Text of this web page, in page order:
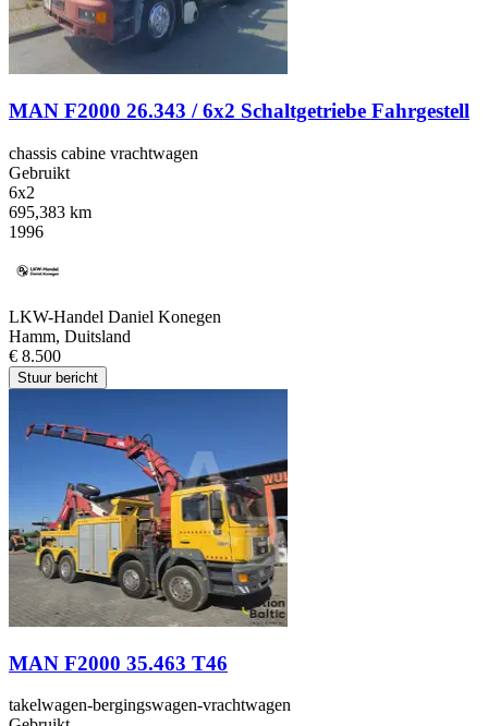
MAN F2000 26.343 / 6x2 Schaltgetriebe Fahrgestell
chassis cabine vrachtwagen
Gebruikt
6x2
695,383 km
1996
LKW-Handel Daniel Konegen
Hamm, Duitsland
€ 8.500
Stuur bericht
MAN F2000 35.463 T46
takelwagen-bergingswagen-vrachtwagen